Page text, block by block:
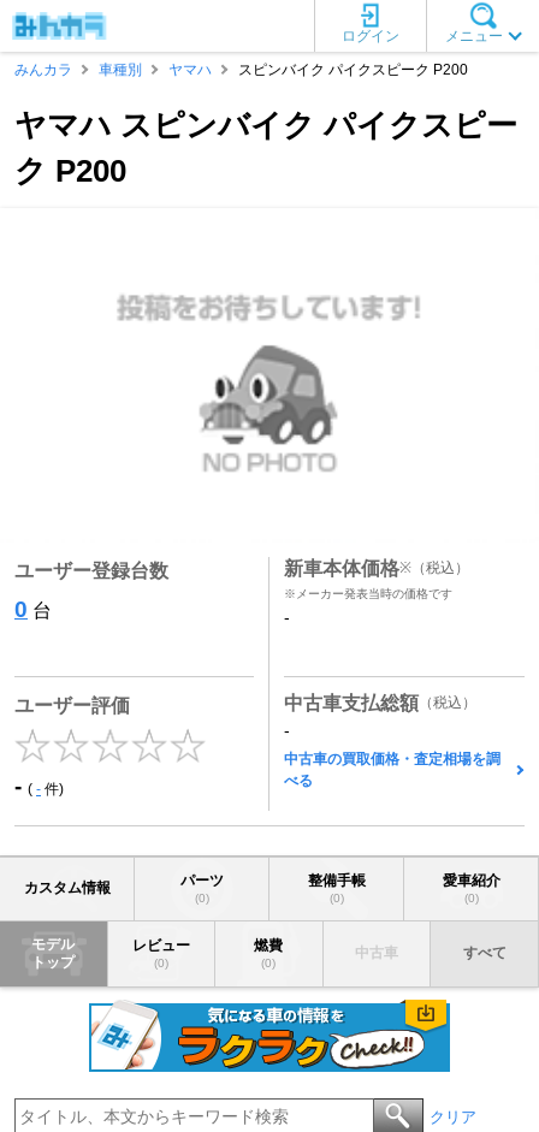
メニュー
ログイン
みんカラ
車種別 ヤマハ スピンバイク パイクスピーク P200
ヤマハ スピンバイク パイクスピー
ク P200
ユーザー登録台数
0 台
ユーザー評価
- ( - 件)
新車本体価格※ （税込）
※メーカー発表当時の価格です
-
中古車支払総額 （税込）
-
中古車の買取価格・査定相場を調
べる
カスタム情報 パーツ
(0)
整備手帳
(0)
愛車紹介
(0)
モデル
トップ
レビュー
(0)
燃費
(0)
中古車 すべて
クリア